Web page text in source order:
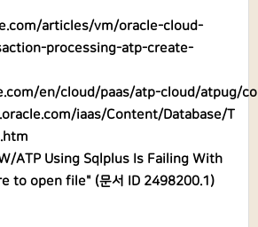
articles/vm/oracle-cloud-
processing-atp-create-
en/cloud/paas/atp-cloud/atpug/
iaas/Content/Database/T
ATP Using Sqlplus Is Failing With
to open file" (문서 ID 2498200.1)